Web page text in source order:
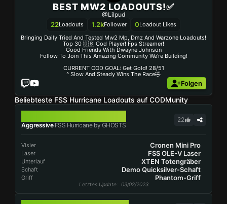
BEST MW2 LOADOUTS!✅
@Lilpud
22Loadouts 1.2kFollower 0Loadout Likes
Bringing Daily Tried And Tested Mw2 Mp, Dmz And Warzone Loadouts!
Top 30 🇬🇧 Cod Player! Fps Streamer!
Good Friends With Dwayne Johnson
Follow To Join This Amazing Community We're Building!
CURRENT COD GOAL: Get Gold! 28/51
^ Slow And Steady Wins The Race🤣
Folgen
Beliebteste FSS Hurricane Loadouts auf CODMunity
AggressiveFSS Hurricane by GHOSTS
22
Visier Cronen Mini Pro
Laser FSS OLE-V Laser
Unterlauf XTEN Totengräber
Schaft Demo Quicksilver-Schaft
Griff Phantom-Griff
Letztes Update: 03/02/2023